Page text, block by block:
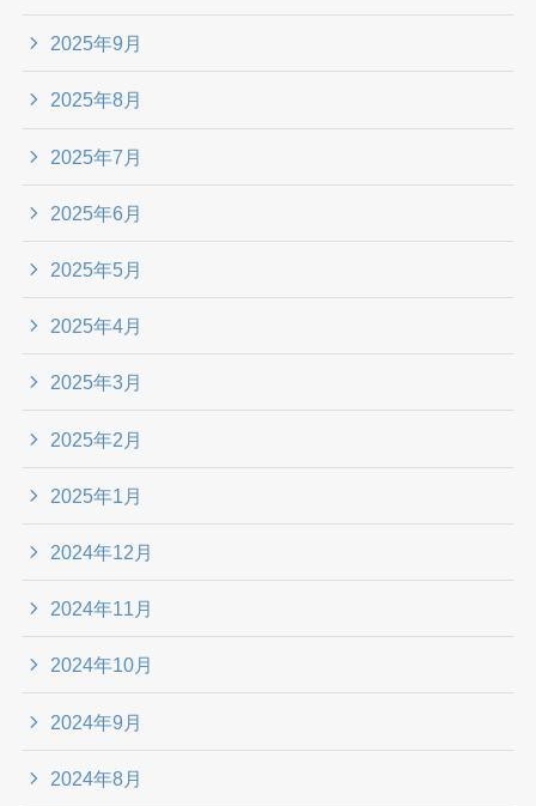
2025年9月
2025年8月
2025年7月
2025年6月
2025年5月
2025年4月
2025年3月
2025年2月
2025年1月
2024年12月
2024年11月
2024年10月
2024年9月
2024年8月